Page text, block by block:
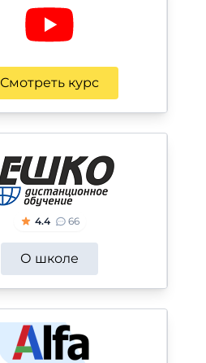
Смотреть курс
4.4 66
О школе